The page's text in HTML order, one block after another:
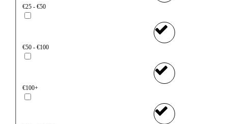
€25 - €50
€50 - €100
€100+